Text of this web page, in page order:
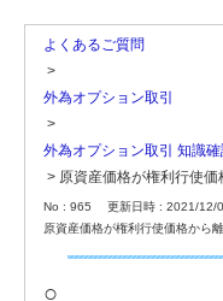
よくあるご質問
>
外為オプション取引
>
外為オプション取引 知識確
> 原資産価格が権利行使
No : 965
更新日時 : 2021/12/
原資産価格が権利行使価格から
○